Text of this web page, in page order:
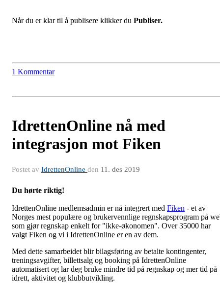
Når du er klar til å publisere klikker du Publiser.
1 Kommentar
IdrettenOnline nå med
integrasjon mot Fiken
Postet av IdrettenOnline den 11. des 2019
Du hørte riktig!
IdrettenOnline medlemsadmin er nå integrert med Fiken - et av
Norges mest populære og brukervennlige regnskapsprogram på
som gjør regnskap enkelt for "ikke-økonomen". Over 35000 har
valgt Fiken og vi i IdrettenOnline er en av dem.
Med dette samarbeidet blir bilagsføring av betalte kontingenter,
treningsavgifter, billettsalg og booking på IdrettenOnline
automatisert og lar deg bruke mindre tid på regnskap og mer tid på
idrett, aktivitet og klubbutvikling.